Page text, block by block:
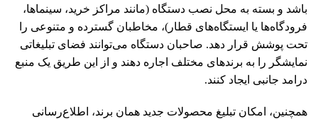
باشد و بسته به محل نصب دستگاه (مانند مراکز خرید، سینماها،
فرودگاه‌ها یا ایستگاه‌های قطار)، مخاطبان گسترده و متنوعی را
تحت پوشش قرار دهد. صاحبان دستگاه می‌توانند فضای تبلیغاتی
نمایشگر را به برندهای مختلف اجاره دهند و از این طریق یک منبع
درامد جانبی ایجاد کنند.
همچنین، امکان تبلیغ محصولات جدید همان برند، اطلاع‌رسانی